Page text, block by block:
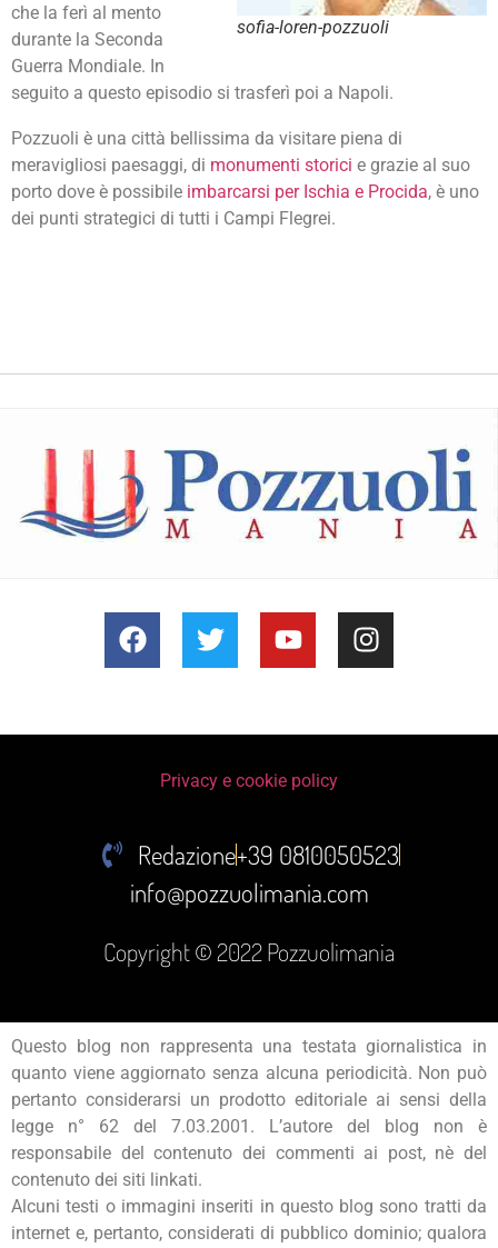
sofia-loren-pozzuoli
che la ferì al mento
durante la Seconda
Guerra Mondiale. In
seguito a questo episodio si trasferì poi a Napoli.
Pozzuoli è una città bellissima da visitare piena di
meravigliosi paesaggi, di monumenti storici e grazie al suo
porto dove è possibile imbarcarsi per Ischia e Procida, è uno
dei punti strategici di tutti i Campi Flegrei.
Copyright © 2022 Pozzuolimania
Redazione+39 0810050523
info@pozzuolimania.com
Privacy e cookie policy
Questo blog non rappresenta una testata giornalistica in
quanto viene aggiornato senza alcuna periodicità. Non può
pertanto considerarsi un prodotto editoriale ai sensi della
legge n° 62 del 7.03.2001. L’autore del blog non è
responsabile del contenuto dei commenti ai post, nè del
contenuto dei siti linkati.
Alcuni testi o immagini inseriti in questo blog sono tratti da
internet e, pertanto, considerati di pubblico dominio; qualora